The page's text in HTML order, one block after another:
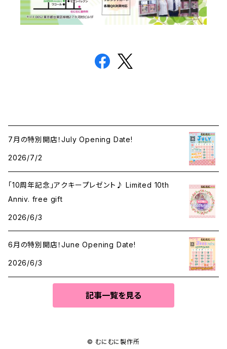
7月の特別開店！July Opening Date!
2026/7/2
「10周年記念」アクキープレゼント♪ Limited 10th
Anniv. free gift
2026/6/3
6月の特別開店！June Opening Date!
2026/6/3
記事一覧を見る
© むにむに製作所